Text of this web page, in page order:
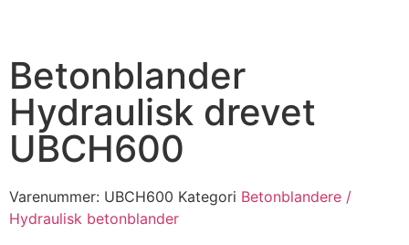
Betonblander
Hydraulisk drevet
UBCH600
Varenummer: UBCH600 Kategori Betonblandere /
Hydraulisk betonblander